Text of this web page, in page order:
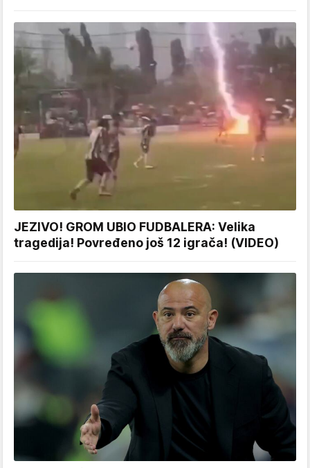
JEZIVO! GROM UBIO FUDBALERA: Velika
tragedija! Povređeno još 12 igrača! (VIDEO)